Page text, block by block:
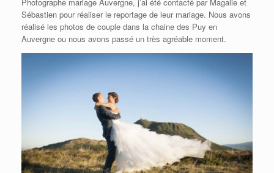
Sébastien pour réaliser le reportage de leur mariage. Nous avons
réalisé les photos de couple dans la chaine des Puy en
Auvergne ou nous avons passé un très agréable moment.